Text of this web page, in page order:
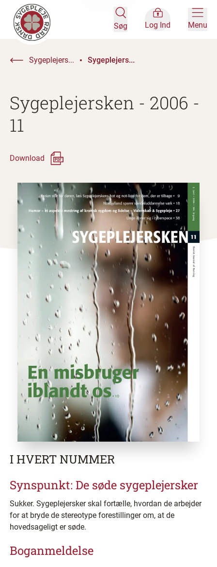
Søg Log Ind Menu
Sygeplejers... Sygeplejers...
Sygeplejersken - 2006 -
11
Download
I HVERT NUMMER
Synspunkt: De søde sygeplejersker
Sukker. Sygeplejersker skal fortælle, hvordan de arbejder
for at bryde de stereotype forestillinger om, at de
hovedsageligt er søde.
Boganmeldelse